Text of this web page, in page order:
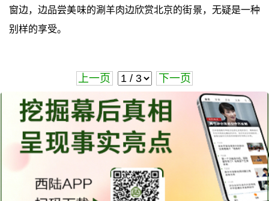
窗边，边品尝美味的涮羊肉边欣赏北京的街景，无疑是一种
别样的享受。
上一页 下一页